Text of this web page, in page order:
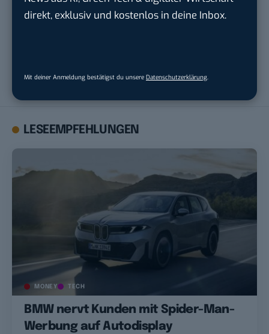
direkt, exklusiv und kostenlos in deine Inbox.
Mit deiner Anmeldung bestätigst du unsere Datenschutzerklärung
über 12.000 Artikel hier veröffentlicht.
LESEEMPFEHLUNGEN
MONEY TECH
BMW nervt Kunden mit Spider-Man-
Werbung auf Autodisplay